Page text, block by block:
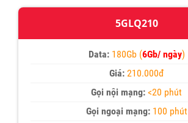
5GLQ210
Data: 180Gb (6Gb/ ngày)
Giá:210.000đ
Gọi nội mạng:<20 phút
Gọi ngoại mạng: 100 phút